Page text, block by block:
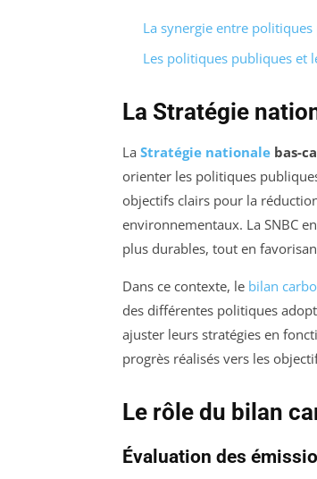
La synergie entre
Les politiques publiques et
La Stratégie
La Stratégie nationale bas-
orienter les politiques
objectifs clairs pour la
environnementaux. La SNBC
plus durables, tout en
Dans ce contexte, le bilan
des différentes politiques
ajuster leurs stratégies en
progrès réalisés vers les
Le rôle du bilan
Évaluation des